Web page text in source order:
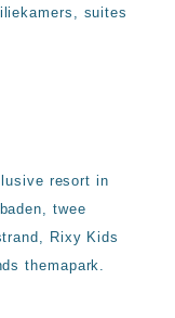
suites
resort in
twee
Rixy Kids
themapark.